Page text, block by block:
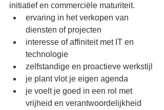
initiatief en commerciële maturiteit.
ervaring in het verkopen van
diensten of projecten
interesse of affiniteit met IT en
technologie
zelfstandige en proactieve werkstijl
je plant vlot je eigen agenda
je voelt je goed in een rol met
vrijheid en verantwoordelijkheid